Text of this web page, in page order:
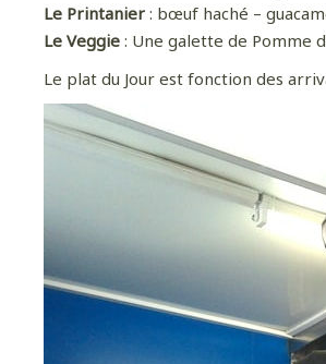
Le Printanier : bœuf haché –
Le Veggie : Une galette de Pomme
Le plat du Jour est fonction des